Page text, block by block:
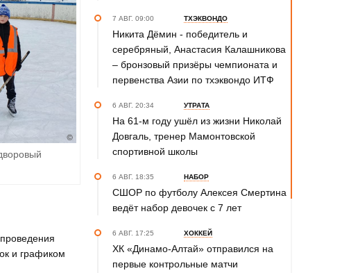
и графиком
7 АВГ. 09:00 ТХЭКВОНДО
Никита Дёмин - победитель и
серебряный, Анастасия Калашникова
– бронзовый призёры чемпионата и
первенства Азии по тхэквондо ИТФ
6 АВГ. 20:34 УТРАТА
На 61-м году ушёл из жизни Николай
Довгаль, тренер Мамонтовской
спортивной школы
6 АВГ. 18:35 НАБОР
СШОР по футболу Алексея Смертина
ведёт набор девочек с 7 лет
6 АВГ. 17:25 ХОККЕЙ
ХК «Динамо-Алтай» отправился на
первые контрольные матчи